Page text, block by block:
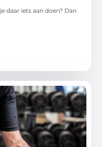
daar iets aan doen? Dan